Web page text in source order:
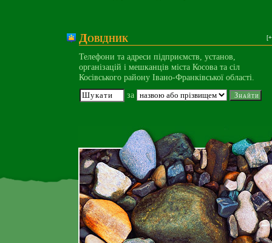
Довідник
Телефони та адреси підприємств, установ,
організацій і мешканців міста Косова та сіл
Косівського району Івано-Франківської області.
за